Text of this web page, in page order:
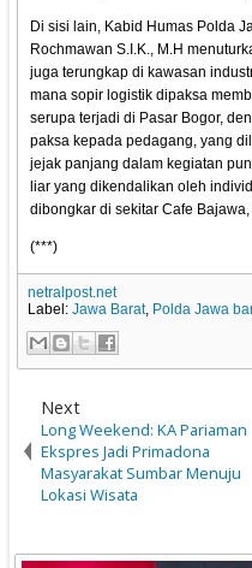
Di sisi lain, Kabid Humas Polda
Rochmawan S.I.K., M.H
juga terungkap di kawasan
mana sopir logistik dipaksa
serupa terjadi di Pasar Bogor,
paksa kepada pedagang, yang
jejak panjang dalam kegiatan
liar yang dikendalikan oleh
dibongkar di sekitar Cafe Bajawa,
(***)
netralpost.net
Label:Jawa Barat, Polda Jawa
Next
Long Weekend: KA Pariaman
Ekspres Jadi Primadona
Masyarakat Sumbar Menuju
Lokasi Wisata